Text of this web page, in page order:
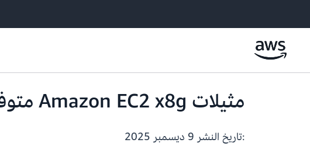
مثيلات Amazon EC2 x8g متوفرة الآن في منطقة أوروبا (ستوكهولم)
:تاريخ النشر